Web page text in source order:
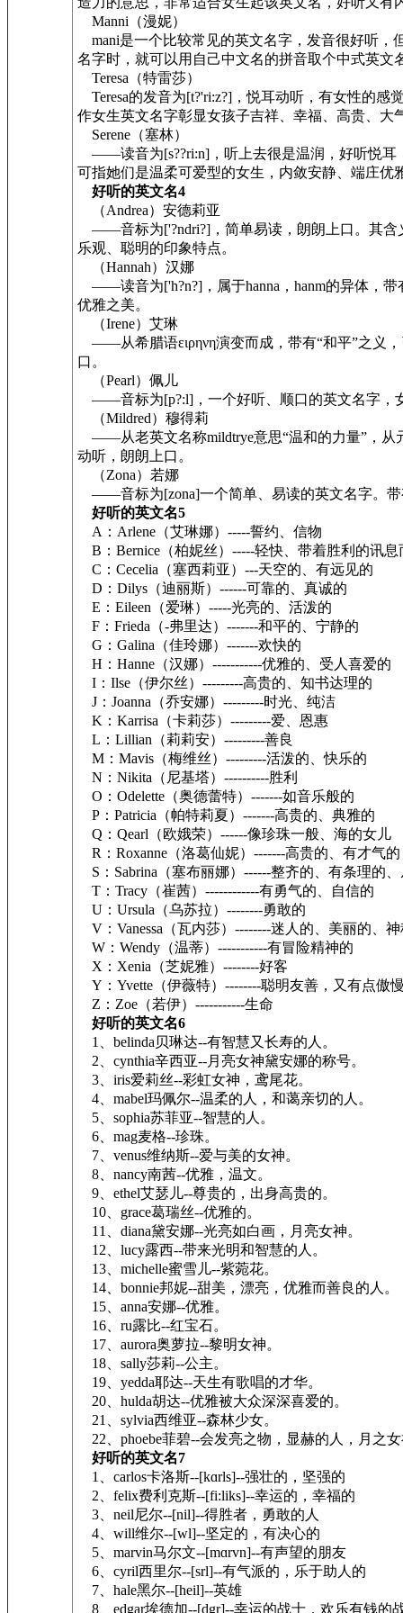
Manni（漫妮）
mani是一个比较常见的英文名字，发音很好听，
名字时，就可以用自己中文名的拼音取个中式英文
Teresa（特雷莎）
Teresa的发音为[t?'ri:z?]，悦耳动听，有女性的感
作女生英文名字彰显女孩子吉祥、幸福、高贵、大
Serene（塞林）
——读音为[s??ri:n]，听上去很是温润，好听悦耳
可指她们是温柔可爱型的女生，内敛安静、端庄优
好听的英文名4
（Andrea）安德莉亚
——音标为['?ndri?]，简单易读，朗朗上口。其含
乐观、聪明的印象特点。
（Hannah）汉娜
——读音为['h?n?]，属于hanna，hanm的异体，带
优雅之美。
（Irene）艾琳
——从希腊语ειρηνη演变而成，带有“和平”之义
口。
（Pearl）佩儿
——音标为[p?:l]，一个好听、顺口的英文名字，
（Mildred）穆得莉
——从老英文名称mildtrye意思“温和的力量”，从
动听，朗朗上口。
（Zona）若娜
——音标为[zona]一个简单、易读的英文名字。带
好听的英文名5
A：Arlene（艾琳娜）-----誓约、信物
B：Bernice（柏妮丝）-----轻快、带着胜利的讯息
C：Cecelia（塞西莉亚）---天空的、有远见的
D：Dilys（迪丽斯）------可靠的、真诚的
E：Eileen（爱琳）-----光亮的、活泼的
F：Frieda（-弗里达）-------和平的、宁静的
G：Galina（佳玲娜）-------欢快的
H：Hanne（汉娜）-----------优雅的、受人喜爱的
I：Ilse（伊尔丝）---------高贵的、知书达理的
J：Joanna（乔安娜）---------时光、纯洁
K：Karrisa（卡莉莎）---------爱、恩惠
L：Lillian（莉莉安）---------善良
M：Mavis（梅维丝）---------活泼的、快乐的
N：Nikita（尼基塔）----------胜利
O：Odelette（奥德蕾特）-------如音乐般的
P：Patricia（帕特莉夏）-------高贵的、典雅的
Q：Qearl（欧娥荣）------像珍珠一般、海的女儿
R：Roxanne（洛葛仙妮）-------高贵的、有才气的
S：Sabrina（塞布丽娜）------整齐的、有条理的
T：Tracy（崔茜）------------有勇气的、自信的
U：Ursula（乌苏拉）--------勇敢的
V：Vanessa（瓦内莎）--------迷人的、美丽的、
W：Wendy（温蒂）-----------有冒险精神的
X：Xenia（芝妮雅）--------好客
Y：Yvette（伊薇特）--------聪明友善，又有点傲
Z：Zoe（若伊）-----------生命
好听的英文名6
1、belinda贝琳达--有智慧又长寿的人。
2、cynthia辛西亚--月亮女神黛安娜的称号。
3、iris爱莉丝--彩虹女神，鸢尾花。
4、mabel玛佩尔--温柔的人，和蔼亲切的人。
5、sophia苏菲亚--智慧的人。
6、mag麦格--珍珠。
7、venus维纳斯--爱与美的女神。
8、nancy南茜--优雅，温文。
9、ethel艾瑟儿--尊贵的，出身高贵的。
10、grace葛瑞丝--优雅的。
11、diana黛安娜--光亮如白画，月亮女神。
12、lucy露西--带来光明和智慧的人。
13、michelle蜜雪儿--紫菀花。
14、bonnie邦妮--甜美，漂亮，优雅而善良的人。
15、anna安娜--优雅。
16、ru露比--红宝石。
17、aurora奥萝拉--黎明女神。
18、sally莎莉--公主。
19、yedda耶达--天生有歌唱的才华。
20、hulda胡达--优雅被大众深深喜爱的。
21、sylvia西维亚--森林少女。
22、phoebe菲碧--会发亮之物，显赫的人，月之
好听的英文名7
1、carlos卡洛斯--[kɑrls]--强壮的，坚强的
2、felix费利克斯--[fi:liks]--幸运的，幸福的
3、neil尼尔--[nil]--得胜者，勇敢的人
4、will维尔--[wl]--坚定的，有决心的
5、marvin马尔文--[mɑrvn]--有声望的朋友
6、cyril西里尔--[srl]--有气派的，乐于助人的
7、hale黑尔--[heil]--英雄
8、edgar埃德加--[dgr]--幸运的战士，欢乐有钱的